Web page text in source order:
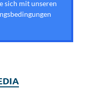
sich mit unseren